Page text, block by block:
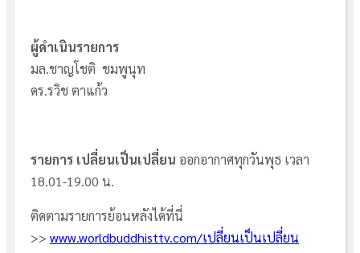
ผู้ดำเนินรายการ
มล.ชาญโชติ ชมพูนุท
ดร.รวิช ตาแก้ว
รายการ เปลี่ยนเป็นเปลี่ยน ออกอากาศทุกวันพุธ เวลา
18.01-19.00 น.
ติดตามรายการย้อนหลังได้ที่นี่
>> www.worldbuddhisttv.com/เปลี่ยนเป็นเปลี่ยน